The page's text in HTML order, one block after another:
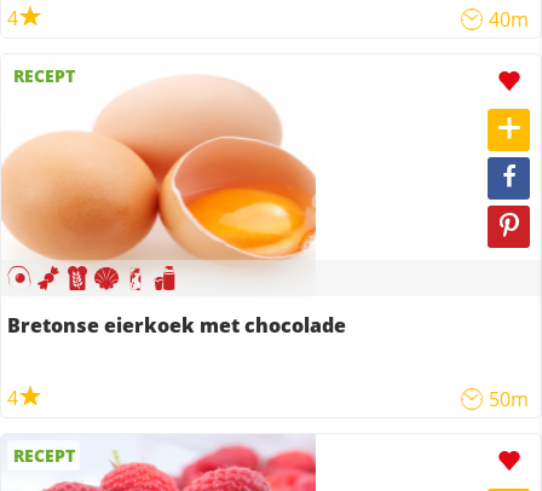
4 40m
RECEPT
Bretonse eierkoek met chocolade
4 50m
RECEPT